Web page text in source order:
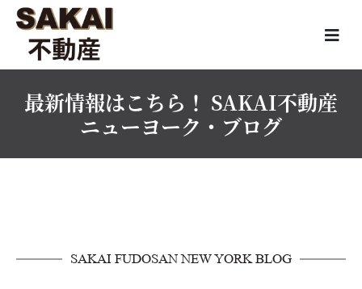
最新情報はこちら！ SAKAI不動産
ニューヨーク・ブログ
SAKAI FUDOSAN NEW YORK BLOG